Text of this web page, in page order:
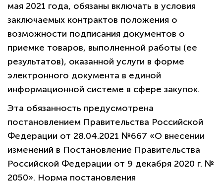
мая 2021 года, обязаны включать в условия
заключаемых контрактов положения о
возможности подписания документов о
приемке товаров, выполненной работы (ее
результатов), оказанной услуги в форме
электронного документа в единой
информационной системе в сфере закупок.
Эта обязанность предусмотрена
постановлением Правительства Российской
Федерации от 28.04.2021 №667 «О внесении
изменений в Постановление Правительства
Российской Федерации от 9 декабря 2020 г. №
2050». Норма постановления